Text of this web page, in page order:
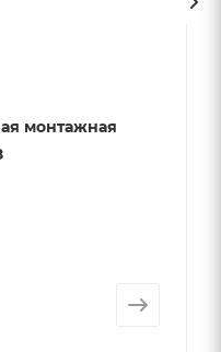
монтажная